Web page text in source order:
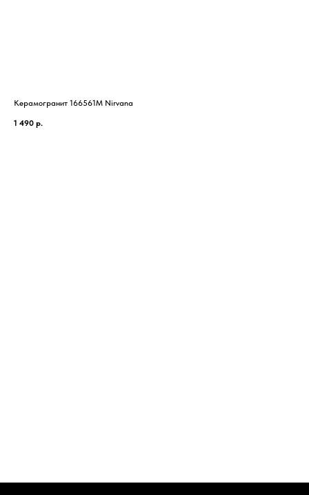
Керамогранит 166561M Nirvana
1 490 р.